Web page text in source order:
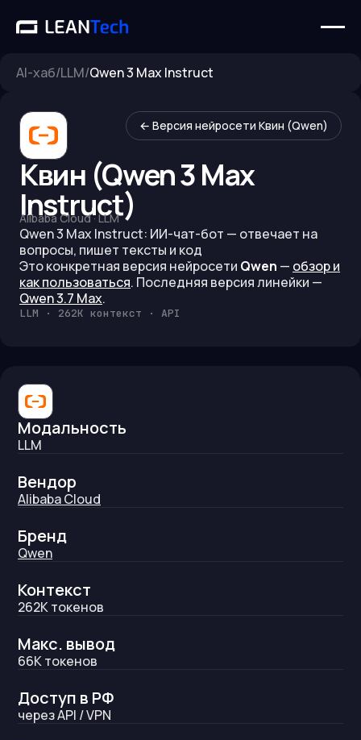
AI-хаб/LLM/Qwen 3 Max Instruct
← Версия нейросети Квин (Qwen)
Квин (Qwen 3 Max
Instruct)
Alibaba Cloud·LLM
Qwen 3 Max Instruct: ИИ-чат-бот — отвечает на
вопросы, пишет тексты и код
Это конкретная версия нейросети Qwen — обзор и
как пользоваться. Последняя версия линейки —
Qwen 3.7 Max.
LLM · 262K контекст · API
Модальность
LLM
Вендор
Alibaba Cloud
Бренд
Qwen
Контекст
262Kтокенов
Макс. вывод
66Kтокенов
Доступ в РФ
через API / VPN